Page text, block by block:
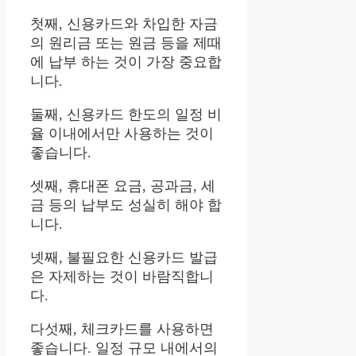
첫째, 신용카드와 차입한 자금
의 원리금 또는 원금 등을 제때
에 납부 하는 것이 가장 중요합
니다.
둘째, 신용카드 한도의 일정 비
율 이내에서만 사용하는 것이
좋습니다.
셋째, 휴대폰 요금, 공과금, 세
금 등의 납부도 성실히 해야 합
니다.
넷째, 불필요한 신용카드 발급
은 자제하는 것이 바람직합니
다.
다섯째, 체크카드를 사용하면
좋습니다. 일정 규모 내에서의